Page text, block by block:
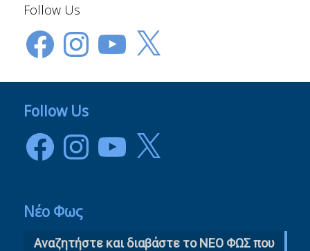
Follow Us
FacebookInstagramYouTube
X
Follow Us
FacebookInstagramYouTube
X
Νέο Φως
Αναζητήστε και διαβάστε το NΕΟ ΦΩΣ που